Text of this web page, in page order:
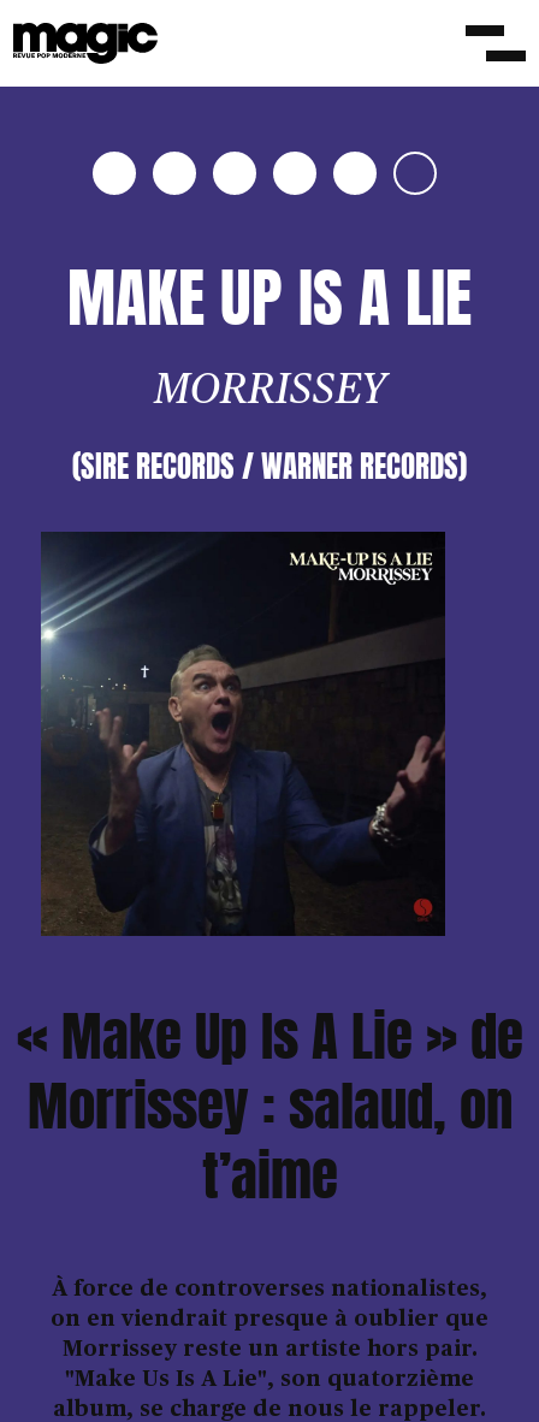
Abonnés
MAKE UP IS A LIE
MORRISSEY
(SIRE RECORDS / WARNER RECORDS)
« Make Up Is A Lie » de
Morrissey : salaud, on
t’aime
À force de controverses nationalistes,
on en viendrait presque à oublier que
Morrissey reste un artiste hors pair.
"Make Us Is A Lie", son quatorzième
album, se charge de nous le rappeler.